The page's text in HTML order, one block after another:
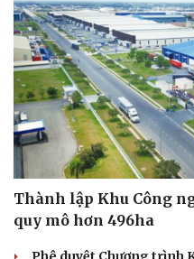
Sức khỏe
Thành lập Khu Công
quy mô hơn 496ha